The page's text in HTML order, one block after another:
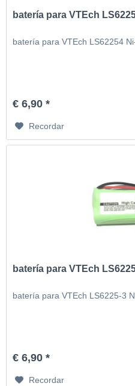
batería para VTEch
batería para VTEch LS62254
€ 6,90 *
Recordar
batería para VTEch
batería para VTEch LS6225-3
€ 6,90 *
Recordar